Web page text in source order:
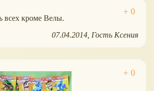
всех кроме Велы.
07.04.2014 Гость Ксения